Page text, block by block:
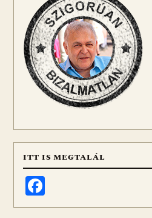
ITT IS MEGTALÁL